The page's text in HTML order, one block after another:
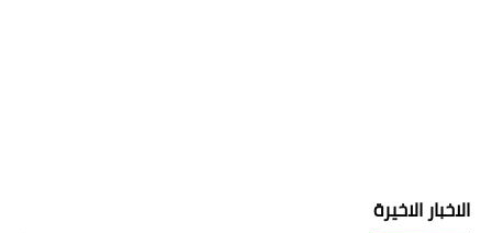
الاخبار الاخيرة